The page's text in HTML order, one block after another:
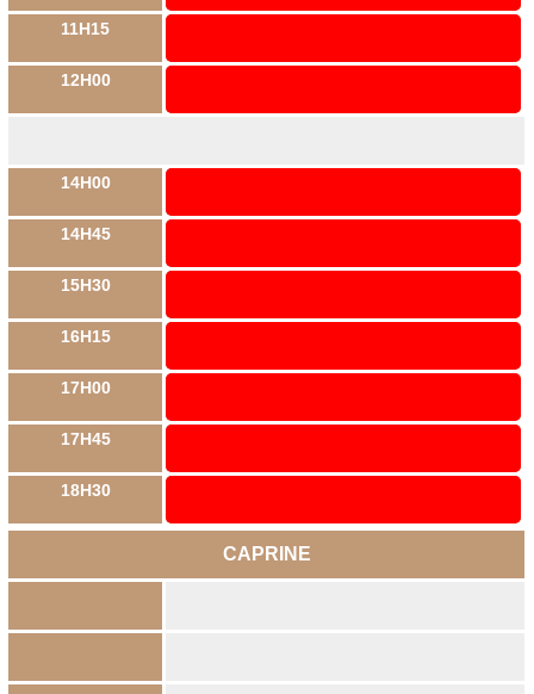
11H15
12H00
14H00
14H45
15H30
16H15
17H00
17H45
18H30
CAPRINE